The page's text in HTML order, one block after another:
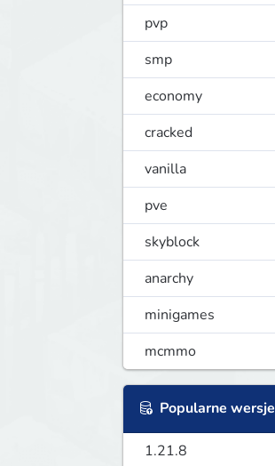
pvp
smp
economy
cracked
vanilla
pve
skyblock
anarchy
minigames
mcmmo
Popularne wersje
1.21.8